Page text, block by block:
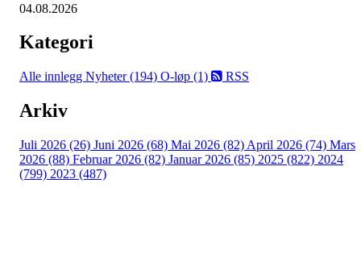
04.08.2026
Kategori
Alle innlegg Nyheter (194) O-løp (1) RSS
Arkiv
Juli 2026 (26) Juni 2026 (68) Mai 2026 (82) April 2026 (74) Mars
2026 (88) Februar 2026 (82) Januar 2026 (85) 2025 (822) 2024
(799) 2023 (487)